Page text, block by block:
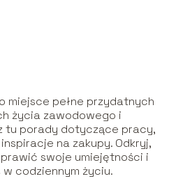
miejsce pełne przydatnych
życia zawodowego i
tu porady dotyczące pracy,
na zakupy. Odkryj,
swoje umiejętności i
codziennym życiu.